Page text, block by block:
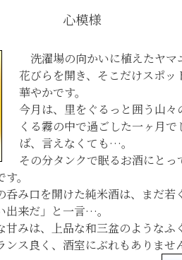
心模様
洗濯場の向かいに植えたヤマ
花びらを開き、そこだけスポッ
華やかです。
今月は、里をぐるっと囲う山々
くる霧の中で過ごした一ヶ月
ば、言えなくても…。
その分タンクで眠るお酒にとっ
。
み口を開けた純米酒は、まだ若
出来だ」と一言…。
甘みは、上品な和三盆のようなふ
ス良く、酒室にぶれもありませ